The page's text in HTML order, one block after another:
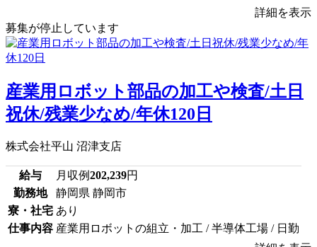
詳細を表示
募集が停止しています
産業用ロボット部品の加工や検査/土日
祝休/残業少なめ/年休120日
株式会社平山 沼津支店
給与 月収例202,239円
勤務地
静岡県 静岡市
寮・社宅 あり
仕事内容 産業用ロボットの組立・加工 / 半導体工場 / 日勤